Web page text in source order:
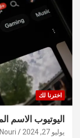
اخترنا لك
اليوتيوب الاسم
يوليو 27, 2024